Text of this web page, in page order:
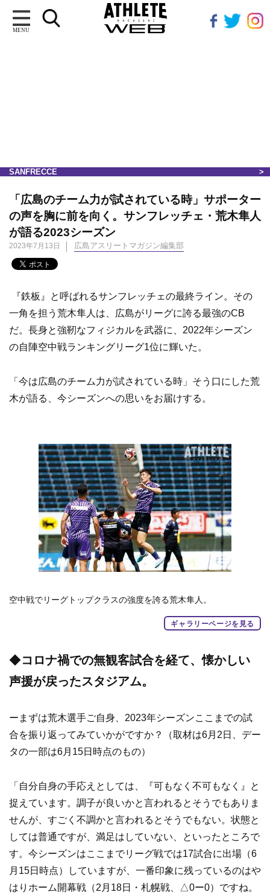
MENU
SANFRECCE
「広島のチーム力が試されている時」サポーター
の声を胸に前を向く。サンフレッチェ・荒木隼人
が語る2023シーズン
2023年7月13日 広島アスリートマガジン編集部
『鉄板』と呼ばれるサンフレッチェの最終ライン。その
一角を担う荒木隼人は、広島がリーグに誇る最強のCB
だ。長身と強靭なフィジカルを武器に、2022年シーズン
の自陣空中戦ランキングリーグ1位に輝いた。
「今は広島のチーム力が試されている時」そう口にした荒
木が語る、今シーズンへの思いをお届けする。
空中戦でリーグトップクラスの強度を誇る荒木隼人。
ギャラリーページを見る
◆コロナ禍での無観客試合を経て、懐かしい
声援が戻ったスタジアム。
ーまずは荒木選手ご自身、2023年シーズンここまでの試
合を振り返ってみていかがですか？（取材は6月2日、デー
タの一部は6月15日時点のもの）
「自分自身の手応えとしては、『可もなく不可もなく』と
捉えています。調子が良いかと言われるとそうでもありま
せんが、すごく不調かと言われるとそうでもない。状態と
しては普通ですが、満足はしていない、といったところで
す。今シーズンはここまでリーグ戦では17試合に出場（6
月15日時点）していますが、一番印象に残っているのはや
はりホーム開幕戦（2月18日・札幌戦、△0ー0）ですね。